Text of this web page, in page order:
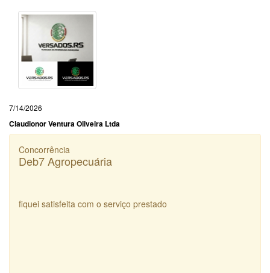
7/14/2026
Claudionor Ventura Oliveira Ltda
Concorrência
Deb7 Agropecuária
fiquei satisfeita com o serviço prestado